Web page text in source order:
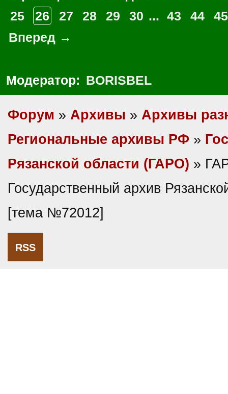
25
26 27 28 29 30 ... 43 44
45
Вперед →
Модератор: BORISBEL
Форум » Архивы » Архивы
Региональные архивы РФ »
Рязанской области (ГАРО) »
Государственный архив
[тема №72012]
RSS